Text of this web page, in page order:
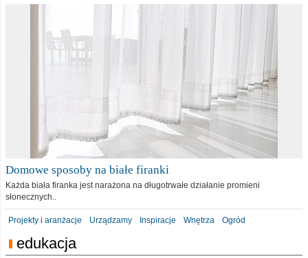
Domowe sposoby na białe firanki
Każda biała firanka jest narażona na długotrwałe działanie promieni
słonecznych..
Projekty i aranżacje Urządzamy Inspiracje Wnętrza Ogród
edukacja